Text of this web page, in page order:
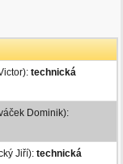
technická
Dominik):
Jiří): technická